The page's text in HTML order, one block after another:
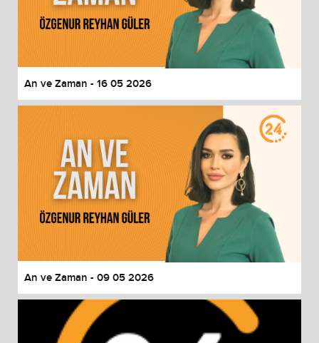
An ve Zaman - 16 05 2026
An ve Zaman - 09 05 2026